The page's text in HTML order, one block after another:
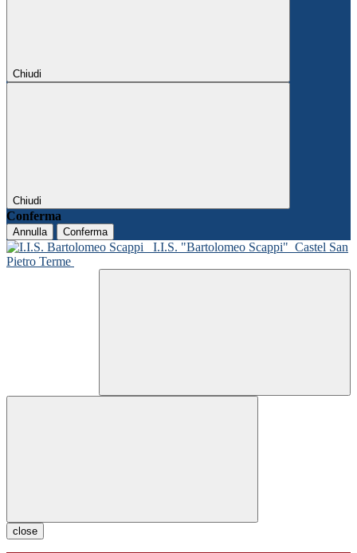
Chiudi
Chiudi
Conferma
Annulla Conferma
I.I.S. "Bartolomeo Scappi" Castel San
Pietro Terme
close